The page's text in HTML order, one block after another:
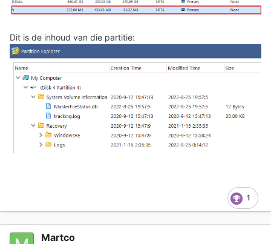
Dit is de inhoud van die partitie:
1
Martco